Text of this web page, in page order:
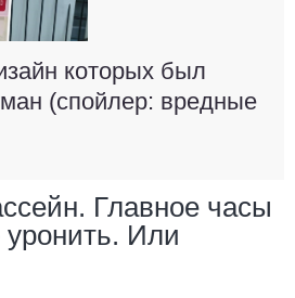
которых был
(спойлер: вредные
Главное часы
уронить. Или